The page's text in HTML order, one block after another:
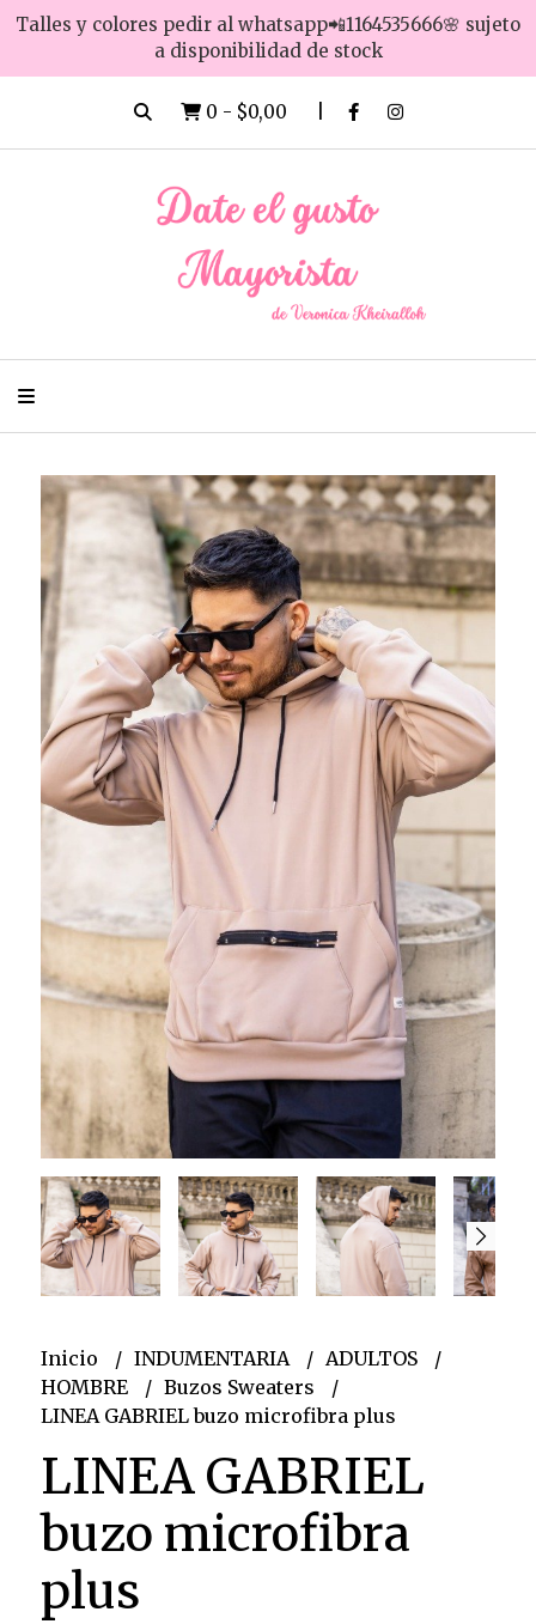
Talles y colores pedir al whatsapp📲1164535666🌸 sujeto
a disponibilidad de stock
0 - $0,00
Inicio INDUMENTARIA
ADULTOS
HOMBRE
Buzos Sweaters
LINEA GABRIEL buzo microfibra plus
LINEA GABRIEL
buzo microfibra
plus